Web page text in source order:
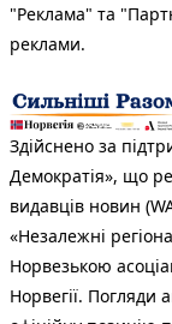
"Реклама" та
реклами.
Здійснено за
Демократія», що
видавців новин
«Незалежні
Норвезькою
Норвегії. Погляди